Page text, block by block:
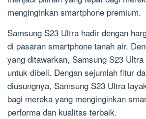
menginginkan smartphone premium.
Samsung S23 Ultra hadir dengan
di pasaran smartphone tanah air.
yang ditawarkan, Samsung S23
untuk dibeli. Dengan sejumlah fitur
diusungnya, Samsung S23 Ultra
bagi mereka yang menginginkan
performa dan kualitas terbaik.